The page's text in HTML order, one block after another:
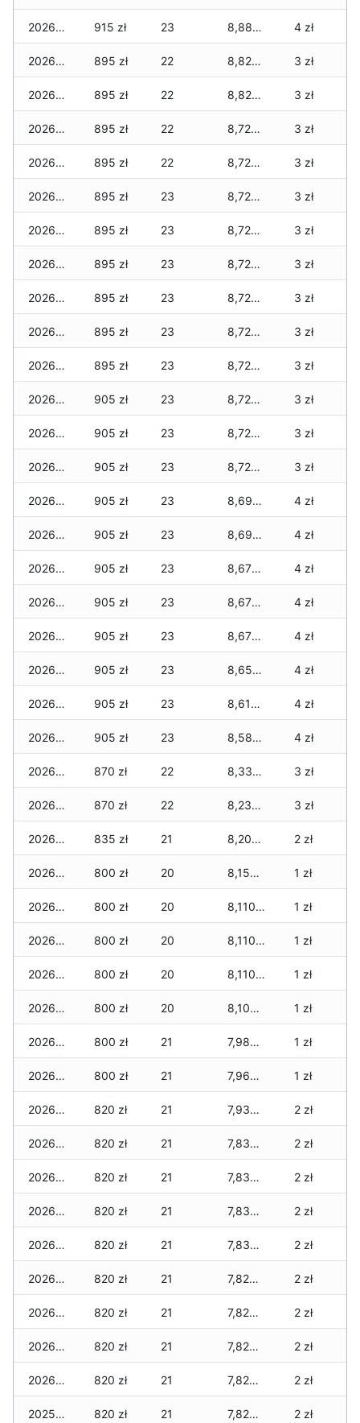
2026-02-11 915 zł 23 8,880 zł 4 zł
2026-02-10 895 zł 22 8,825 zł 3 zł
2026-02-09 895 zł 22 8,825 zł 3 zł
2026-02-08 895 zł 22 8,725 zł 3 zł
2026-02-07 895 zł 22 8,725 zł 3 zł
2026-02-06 895 zł 23 8,725 zł 3 zł
2026-02-05 895 zł 23 8,725 zł 3 zł
2026-02-04 895 zł 23 8,725 zł 3 zł
2026-02-03 895 zł 23 8,725 zł 3 zł
2026-02-02 895 zł 23 8,725 zł 3 zł
2026-02-01 895 zł 23 8,725 zł 3 zł
2026-01-31 905 zł 23 8,725 zł 3 zł
2026-01-30 905 zł 23 8,725 zł 3 zł
2026-01-29 905 zł 23 8,725 zł 3 zł
2026-01-28 905 zł 23 8,690 zł 4 zł
2026-01-27 905 zł 23 8,690 zł 4 zł
2026-01-26 905 zł 23 8,670 zł 4 zł
2026-01-25 905 zł 23 8,670 zł 4 zł
2026-01-24 905 zł 23 8,670 zł 4 zł
2026-01-23 905 zł 23 8,650 zł 4 zł
2026-01-22 905 zł 23 8,615 zł 4 zł
2026-01-21 905 zł 23 8,580 zł 4 zł
2026-01-20 870 zł 22 8,335 zł 3 zł
2026-01-19 870 zł 22 8,235 zł 3 zł
2026-01-18 835 zł 21 8,200 zł 2 zł
2026-01-17 800 zł 20 8,155 zł 1 zł
2026-01-16 800 zł 20 8,110 zł 1 zł
2026-01-15 800 zł 20 8,110 zł 1 zł
2026-01-14 800 zł 20 8,110 zł 1 zł
2026-01-13 800 zł 20 8,105 zł 1 zł
2026-01-12 800 zł 21 7,985 zł 1 zł
2026-01-11 800 zł 21 7,965 zł 1 zł
2026-01-09 820 zł 21 7,930 zł 2 zł
2026-01-08 820 zł 21 7,830 zł 2 zł
2026-01-07 820 zł 21 7,830 zł 2 zł
2026-01-06 820 zł 21 7,830 zł 2 zł
2026-01-05 820 zł 21 7,830 zł 2 zł
2026-01-04 820 zł 21 7,820 zł 2 zł
2026-01-03 820 zł 21 7,820 zł 2 zł
2026-01-02 820 zł 21 7,820 zł 2 zł
2026-01-01 820 zł 21 7,820 zł 2 zł
2025-12-31 820 zł 21 7,820 zł 2 zł